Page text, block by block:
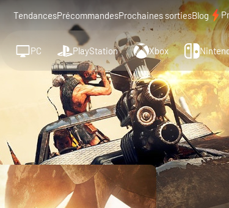
TendancesPrécommandesProchaines sortiesBlog
PC PlayStation Xbox